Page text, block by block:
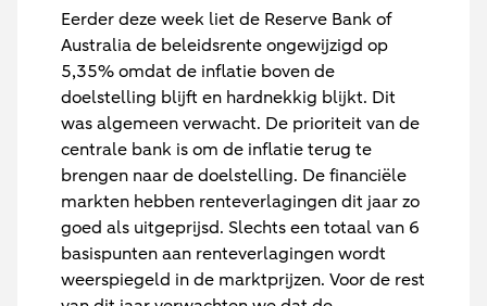
Eerder deze week liet de Reserve Bank of
Australia de beleidsrente ongewijzigd op
5,35% omdat de inflatie boven de
doelstelling blijft en hardnekkig blijkt. Dit
was algemeen verwacht. De prioriteit van de
centrale bank is om de inflatie terug te
brengen naar de doelstelling. De financiële
markten hebben renteverlagingen dit jaar zo
goed als uitgeprijsd. Slechts een totaal van 6
basispunten aan renteverlagingen wordt
weerspiegeld in de marktprijzen. Voor de rest